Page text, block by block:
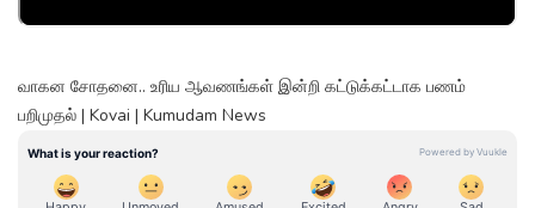
வாகன சோதனை.. உரிய ஆவணங்கள் இன்றி கட்டுக்கட்டாக பணம்
பறிமுதல் | Kovai | Kumudam News